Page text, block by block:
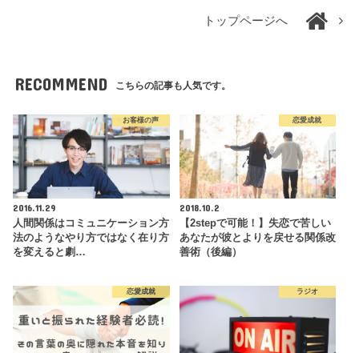
トップページへ
RECOMMEND こちらの記事も人気です。
お客様の声
2016.11.29
人間関係はコミュニケーション方
法のようなやり方ではなく在り方
を変えると劇…
恋愛成就
2018.10.2
【2stepで可能！】失恋で苦しい
あなたが彼とよりを戻せる関係改
善術（後編）
恋愛成就 ラジオ